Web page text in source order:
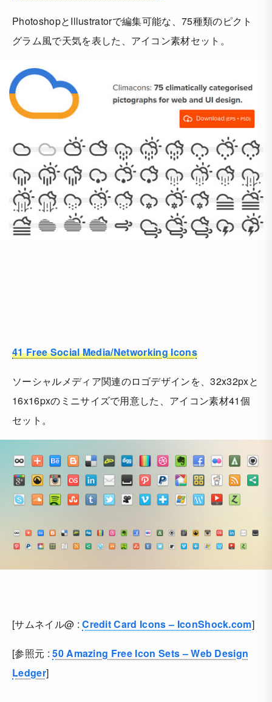
PhotoshopとIllustratorで編集可能な、75種類のピクト
グラム風で天気を表した、アイコン素材セット。
41 Free Social Media/Networking Icons
ソーシャルメディア関連のロゴデザインを、32x32pxと
16x16pxのミニサイズで用意した、アイコン素材41個
セット。
[サムネイル@ :Credit Card Icons – IconShock.com]
[参照元 :50 Amazing Free Icon Sets – Web Design
Ledger]